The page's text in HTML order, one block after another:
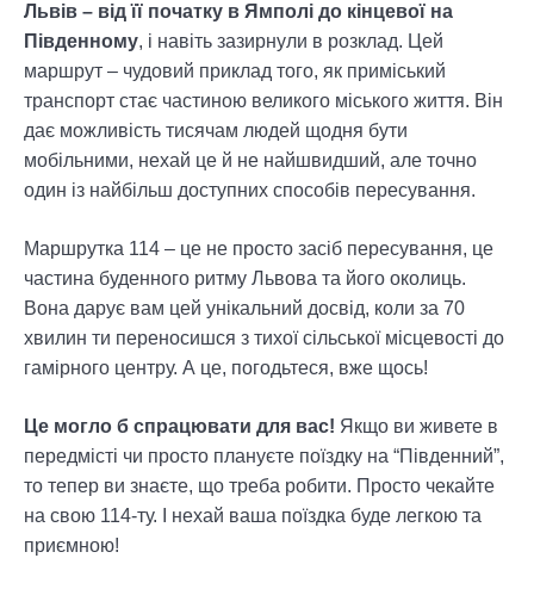
Львів – від її початку в Ямполі до кінцевої на
Південному, і навіть зазирнули в розклад. Цей
маршрут – чудовий приклад того, як приміський
транспорт стає частиною великого міського життя. Він
дає можливість тисячам людей щодня бути
мобільними, нехай це й не найшвидший, але точно
один із найбільш доступних способів пересування.
Маршрутка 114 – це не просто засіб пересування, це
частина буденного ритму Львова та його околиць.
Вона дарує вам цей унікальний досвід, коли за 70
хвилин ти переносишся з тихої сільської місцевості до
гамірного центру. А це, погодьтеся, вже щось!
Це могло б спрацювати для вас! Якщо ви живете в
передмісті чи просто плануєте поїздку на “Південний”,
то тепер ви знаєте, що треба робити. Просто чекайте
на свою 114-ту. І нехай ваша поїздка буде легкою та
приємною!